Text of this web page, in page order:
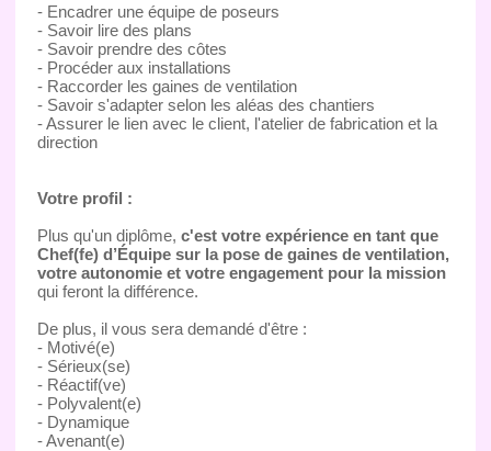
- Encadrer une équipe de poseurs
- Savoir lire des plans
- Savoir prendre des côtes
- Procéder aux installations
- Raccorder les gaines de ventilation
- Savoir s'adapter selon les aléas des chantiers
- Assurer le lien avec le client, l'atelier de fabrication et la
direction
Votre profil :
Plus qu'un diplôme, c'est votre expérience en tant que
Chef(fe) d’Équipe sur la pose de gaines de ventilation,
votre autonomie et votre engagement pour la mission
qui feront la différence.
De plus, il vous sera demandé d'être :
- Motivé(e)
- Sérieux(se)
- Réactif(ve)
- Polyvalent(e)
- Dynamique
- Avenant(e)